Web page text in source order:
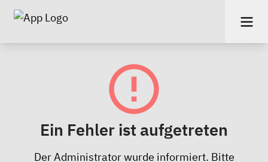
Ein Fehler ist aufgetreten
Der Administrator wurde informiert. Bitte